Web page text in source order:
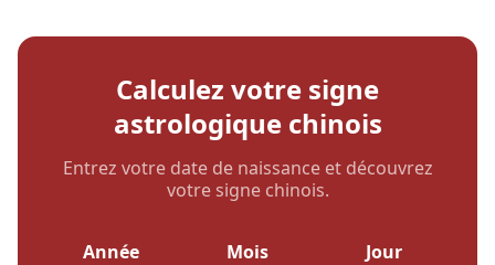
Calculez votre signe
astrologique chinois
Entrez votre date de naissance et découvrez
votre signe chinois.
Année Mois Jour